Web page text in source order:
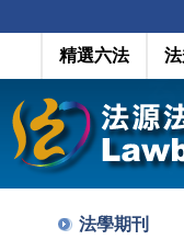
精選六法
法學期刊